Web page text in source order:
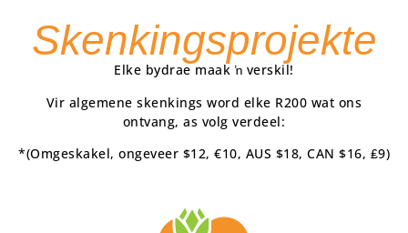
Skenkingsprojekte
Elke bydrae maak ŉ verskil!
Vir algemene skenkings word elke R200 wat ons
ontvang, as volg verdeel:
*(Omgeskakel, ongeveer $12, €10, AUS $18, CAN $16, ₤9)